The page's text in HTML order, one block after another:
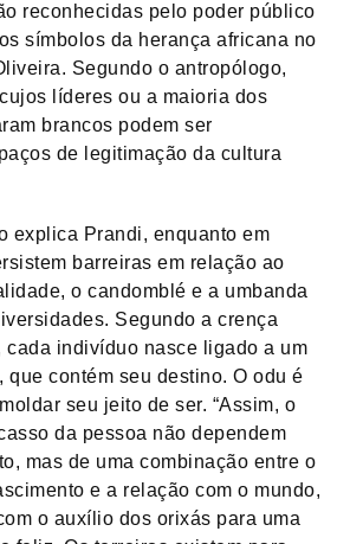
reconhecidas pelo poder público
símbolos da herança africana no
Segundo o antropólogo,
líderes ou a maioria dos
brancos podem ser
de legitimação da cultura
explica Prandi, enquanto em
barreiras em relação ao
o candomblé e a umbanda
Segundo a crença
cada indivíduo nasce ligado a um
que contém seu destino. O odu é
seu jeito de ser. “Assim, o
da pessoa não dependem
mas de uma combinação entre o
e a relação com o mundo,
o auxílio dos orixás para uma